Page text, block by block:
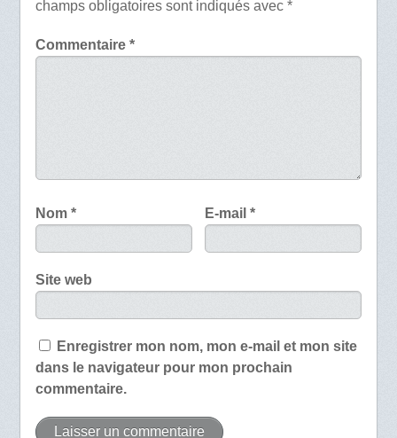
champs obligatoires sont indiqués avec *
Commentaire *
Nom * E-mail*
Site web
Enregistrer mon nom, mon e-mail et mon site
dans le navigateur pour mon prochain
commentaire.